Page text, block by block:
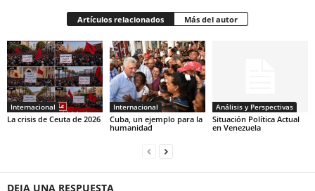
Artículos relacionados Más del autor
Internacional
La crisis de Ceuta de 2026
Internacional
Cuba, un ejemplo para la
humanidad
Análisis y Perspectivas
Situación Política Actual
en Venezuela
DEJA UNA RESPUESTA